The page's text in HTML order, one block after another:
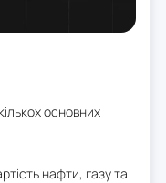
основних
нафти, газу та